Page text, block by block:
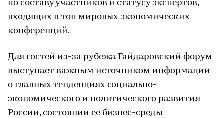
по составу участников и статусу экспертов,
входящих в топ мировых экономических
конференций.
Для гостей из-за рубежа Гайдаровский форум
выступает важным источником информации
о главных тенденциях социально-
экономического и политического развития
России, состоянии ее бизнес-среды